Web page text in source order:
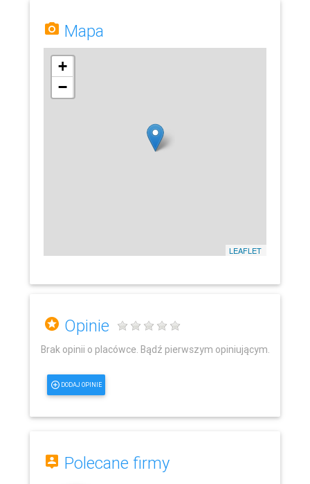
Mapa
+
−
LEAFLET
Opinie
Brak opinii o placówce. Bądź pierwszym opiniującym.
DODAJ OPINIE
Polecane firmy